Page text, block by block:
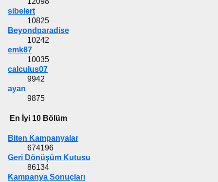
sibelert
10825
Beyondparadise
10242
emk87
10035
calculus07
9942
ayan
9875
En İyi 10 Bölüm
Biten Kampanyalar
674196
Geri Dönüşüm Kutusu
86134
Kampanya Sonuçları